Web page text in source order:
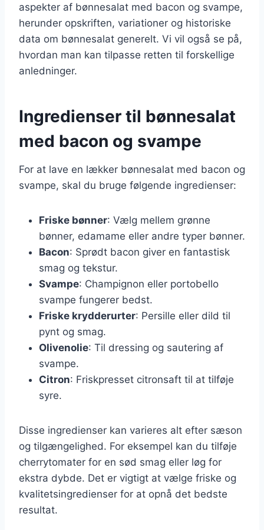
aspekter af bønnesalat med bacon og svampe,
herunder opskriften, variationer og historiske
data om bønnesalat generelt. Vi vil også se på,
hvordan man kan tilpasse retten til forskellige
anledninger.
Ingredienser til bønnesalat
med bacon og svampe
For at lave en lækker bønnesalat med bacon og
svampe, skal du bruge følgende ingredienser:
Friske bønner: Vælg mellem grønne
bønner, edamame eller andre typer bønner.
Bacon: Sprødt bacon giver en fantastisk
smag og tekstur.
Svampe: Champignon eller portobello
svampe fungerer bedst.
Friske krydderurter: Persille eller dild til
pynt og smag.
Olivenolie: Til dressing og sautering af
svampe.
Citron: Friskpresset citronsaft til at tilføje
syre.
Disse ingredienser kan varieres alt efter sæson
og tilgængelighed. For eksempel kan du tilføje
cherrytomater for en sød smag eller løg for
ekstra dybde. Det er vigtigt at vælge friske og
kvalitetsingredienser for at opnå det bedste
resultat.